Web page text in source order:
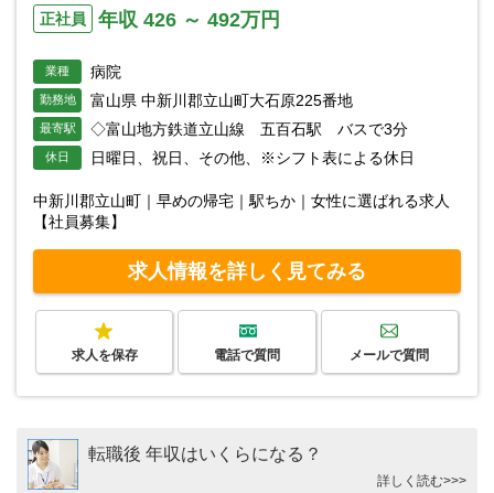
正社員 年収 426 ～ 492万円
業種 病院
勤務地 富山県 中新川郡立山町大石原225番地
最寄駅 ◇富山地方鉄道立山線 五百石駅 バスで3分
休日 日曜日、祝日、その他、※シフト表による休日
中新川郡立山町｜早めの帰宅｜駅ちか｜女性に選ばれる求人
【社員募集】
求人情報を詳しく見てみる
求人を保存 電話で質問 メールで質問
転職後 年収はいくらになる？
詳しく読む>>>